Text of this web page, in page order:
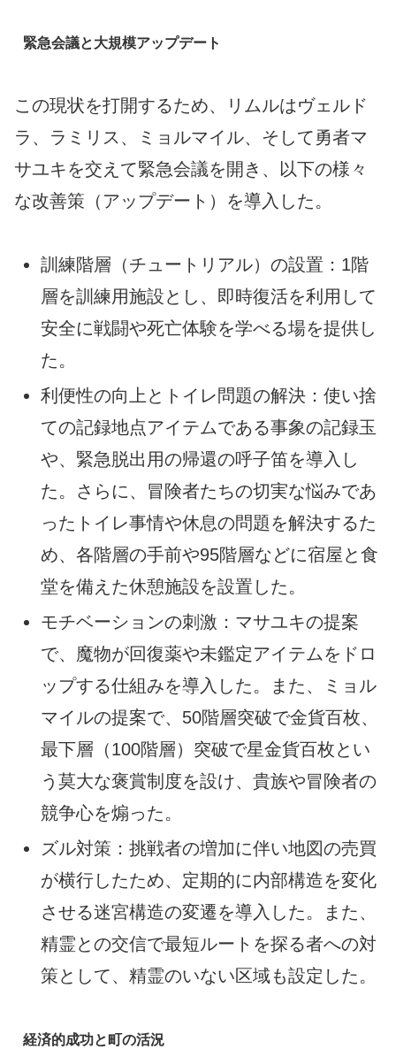
緊急会議と大規模アップデート
この現状を打開するため、リムルはヴェルド
ラ、ラミリス、ミョルマイル、そして勇者マ
サユキを交えて緊急会議を開き、以下の様々
な改善策（アップデート）を導入した。
訓練階層（チュートリアル）の設置：1階
層を訓練用施設とし、即時復活を利用して
安全に戦闘や死亡体験を学べる場を提供し
た。
利便性の向上とトイレ問題の解決：使い捨
ての記録地点アイテムである事象の記録玉
や、緊急脱出用の帰還の呼子笛を導入し
た。さらに、冒険者たちの切実な悩みであ
ったトイレ事情や休息の問題を解決するた
め、各階層の手前や95階層などに宿屋と食
堂を備えた休憩施設を設置した。
モチベーションの刺激：マサユキの提案
で、魔物が回復薬や未鑑定アイテムをドロ
ップする仕組みを導入した。また、ミョル
マイルの提案で、50階層突破で金貨百枚、
最下層（100階層）突破で星金貨百枚とい
う莫大な褒賞制度を設け、貴族や冒険者の
競争心を煽った。
ズル対策：挑戦者の増加に伴い地図の売買
が横行したため、定期的に内部構造を変化
させる迷宮構造の変遷を導入した。また、
精霊との交信で最短ルートを探る者への対
策として、精霊のいない区域も設定した。
経済的成功と町の活況